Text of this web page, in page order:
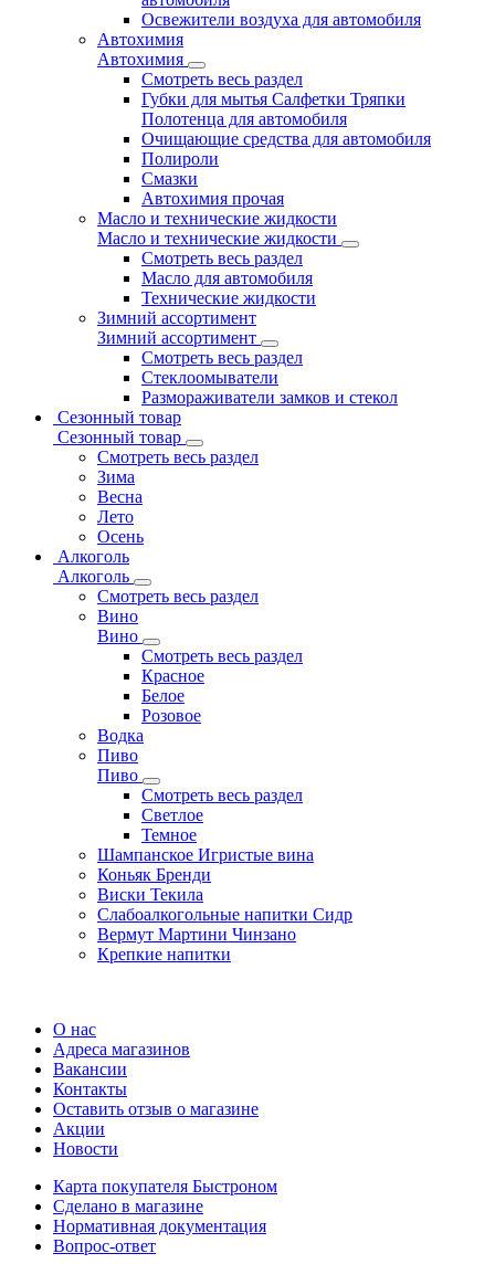
Освежители воздуха для автомобиля
Автохимия
Автохимия
Смотреть весь раздел
Губки для мытья Салфетки Тряпки
Полотенца для автомобиля
Очищающие средства для автомобиля
Полироли
Смазки
Автохимия прочая
Масло и технические жидкости
Масло и технические жидкости
Смотреть весь раздел
Масло для автомобиля
Технические жидкости
Зимний ассортимент
Зимний ассортимент
Смотреть весь раздел
Стеклоомыватели
Размораживатели замков и стекол
Сезонный товар
Сезонный товар
Смотреть весь раздел
Зима
Весна
Лето
Осень
Алкоголь
Алкоголь
Смотреть весь раздел
Вино
Вино
Смотреть весь раздел
Красное
Белое
Розовое
Водка
Пиво
Пиво
Смотреть весь раздел
Cветлое
Темное
Шампанское Игристые вина
Коньяк Бренди
Виски Текила
Слабоалкогольные напитки Сидр
Вермут Мартини Чинзано
Крепкие напитки
О нас
Адреса магазинов
Вакансии
Контакты
Оставить отзыв о магазине
Акции
Новости
Карта покупателя Быстроном
Сделано в магазине
Нормативная документация
Вопрос-ответ